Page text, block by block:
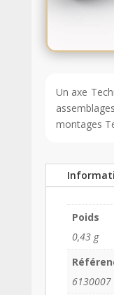
Un axe
montages
Poids
0,43 g
6130007